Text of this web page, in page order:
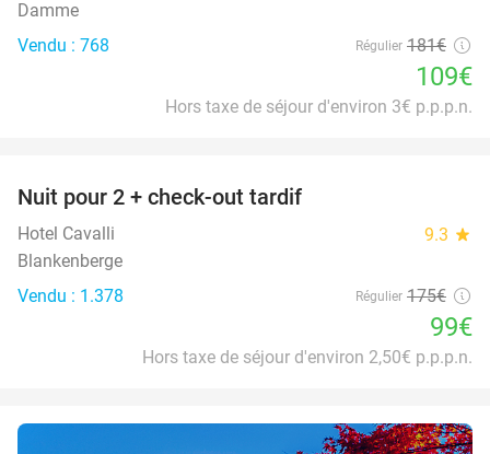
Damme
Vendu : 768
Régulier 181€
109€
Hors taxe de séjour d'environ 3€ p.p.p.n.
Nuit pour 2 + check-out tardif
Hotel Cavalli 9.3 star
Blankenberge
Vendu : 1.378
Régulier 175€
99€
Hors taxe de séjour d'environ 2,50€ p.p.p.n.